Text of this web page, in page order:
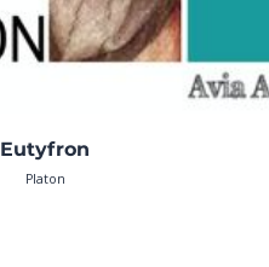
Eutyfron
Platon